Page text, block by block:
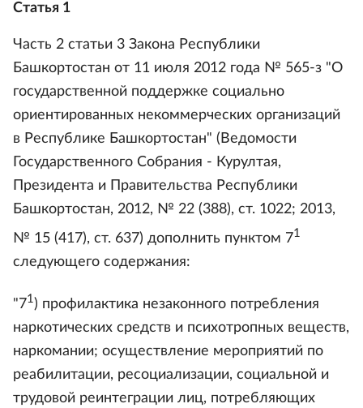
Статья 1
Часть 2 статьи 3 Закона Республики
Башкортостан от 11 июля 2012 года № 565-з "О
государственной поддержке социально
ориентированных некоммерческих организаций
в Республике Башкортостан" (Ведомости
Государственного Собрания - Курултая,
Президента и Правительства Республики
Башкортостан, 2012, № 22 (388), ст. 1022; 2013,
№ 15 (417), ст. 637) дополнить пунктом 71
следующего содержания:
"71) профилактика незаконного потребления
наркотических средств и психотропных веществ,
наркомании; осуществление мероприятий по
реабилитации, ресоциализации, социальной и
трудовой реинтеграции лиц, потребляющих